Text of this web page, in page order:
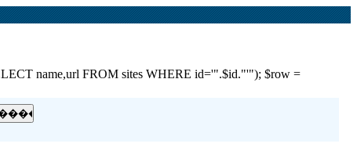
FROM sites WHERE id='".$id."'"); $row =